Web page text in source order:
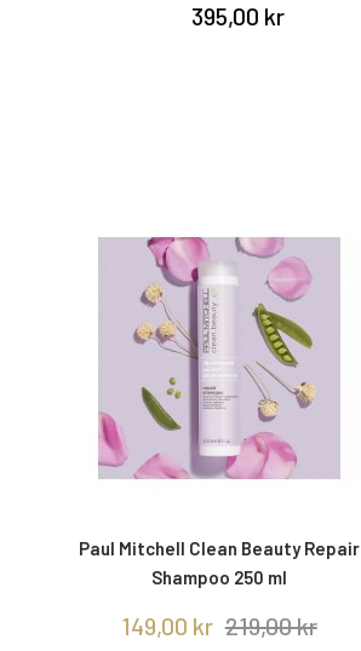
395,00 kr
Paul Mitchell Clean Beauty Repair
Shampoo 250 ml
149,00 kr 219,00 kr